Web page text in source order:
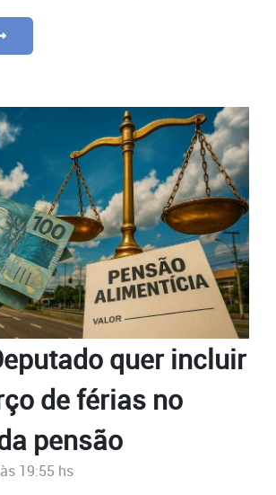
quer incluir
de férias no
pensão
19:55 hs